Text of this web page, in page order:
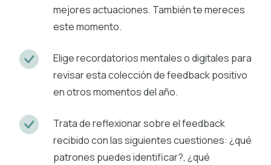
mejores actuaciones. También te mereces
este momento.
Elige recordatorios mentales o digitales para
revisar esta colección de feedback positivo
en otros momentos del año.
Trata de reflexionar sobre el feedback
recibido con las siguientes cuestiones: ¿qué
patrones puedes identificar?, ¿qué